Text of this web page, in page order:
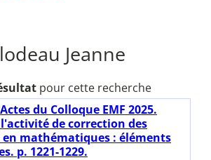
Jeanne
pour cette recherche
Actes du Colloque EMF 2025.
l'activité de correction des
en mathématiques : éléments
p. 1221-1229.